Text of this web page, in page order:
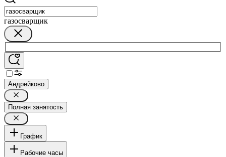
газосварщик
Андрейково
Полная занятость
График
Рабочие часы